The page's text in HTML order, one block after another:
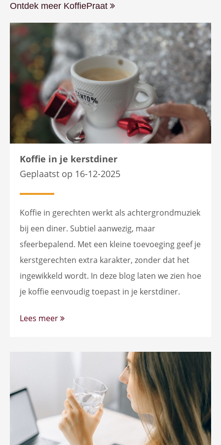
Ontdek meer KoffiePraat
Koffie in je kerstdiner
Geplaatst op 16-12-2025
Koffie in gerechten werkt als achtergrondmuziek
bij een diner. Subtiel aanwezig, maar
sfeerbepalend. Met een kleine toevoeging geef je
kerstgerechten extra karakter, zonder dat het
ingewikkeld wordt. In deze blog laten we zien hoe
je koffie eenvoudig toepast in je kerstdiner.
Lees meer